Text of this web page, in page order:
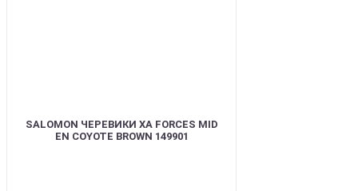
SALOMON ЧЕРЕВИКИ XA FORCES MID
EN COYOTE BROWN 149901